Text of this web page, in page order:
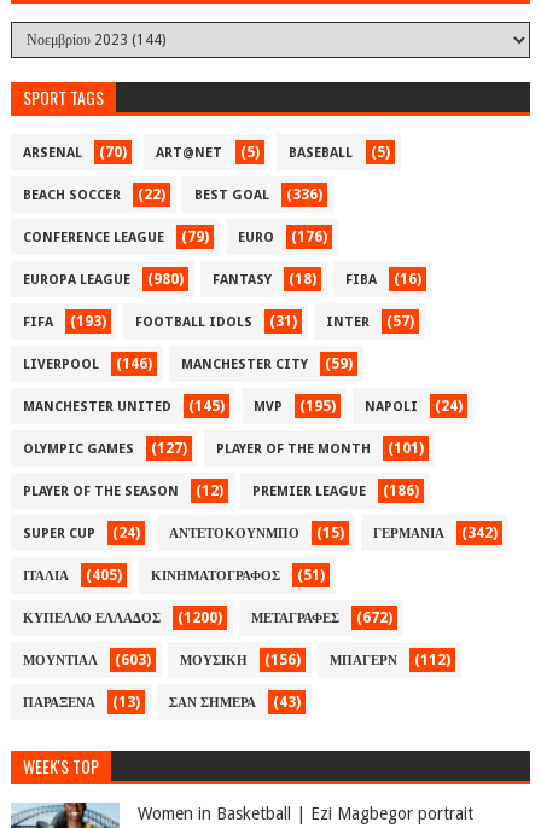
SPORT TAGS
ARSENAL (70) ART@NET (5) BASEBALL (5)
BEACH SOCCER (22) BEST GOAL (336)
CONFERENCE LEAGUE (79) EURO (176)
EUROPA LEAGUE (980) FANTASY (18) FIBA (16)
FIFA (193) FOOTBALL IDOLS (31) INTER (57)
LIVERPOOL (146) MANCHESTER CITY (59)
MANCHESTER UNITED (145) MVP (195) NAPOLI (24)
OLYMPIC GAMES (127) PLAYER OF THE MONTH (101)
PLAYER OF THE SEASON (12) PREMIER LEAGUE (186)
SUPER CUP (24) ΑΝΤΕΤΟΚΟΥΝΜΠΟ (15) ΓΕΡΜΑΝΙΑ (342)
ΙΤΑΛΙΑ (405) ΚΙΝΗΜΑΤΟΓΡΑΦΟΣ (51)
ΚΥΠΕΛΛΟ ΕΛΛΑΔΟΣ (1200) ΜΕΤΑΓΡΑΦΕΣ (672)
ΜΟΥΝΤΙΑΛ (603) ΜΟΥΣΙΚΗ (156) ΜΠΑΓΕΡΝ (112)
ΠΑΡΑΞΕΝΑ (13) ΣΑΝ ΣΗΜΕΡΑ (43)
WEEK'S TOP
Women in Basketball | Ezi Magbegor portrait